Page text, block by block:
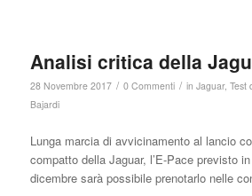
Analisi critica della
28 Novembre 2017 / 0 Commenti / in Jaguar, Test
Bajardi
Lunga marcia di avvicinamento al lancio
compatto della Jaguar, l’E-Pace previsto
dicembre sarà possibile prenotarlo nelle